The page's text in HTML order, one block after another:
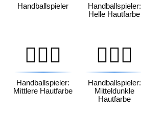
Handballspieler
Handballspieler:
Helle Hautfarbe
🤾🏽‍♂️
Handballspieler:
Mittlere Hautfarbe
🤾🏾‍♂️
Handballspieler:
Mitteldunkle
Hautfarbe